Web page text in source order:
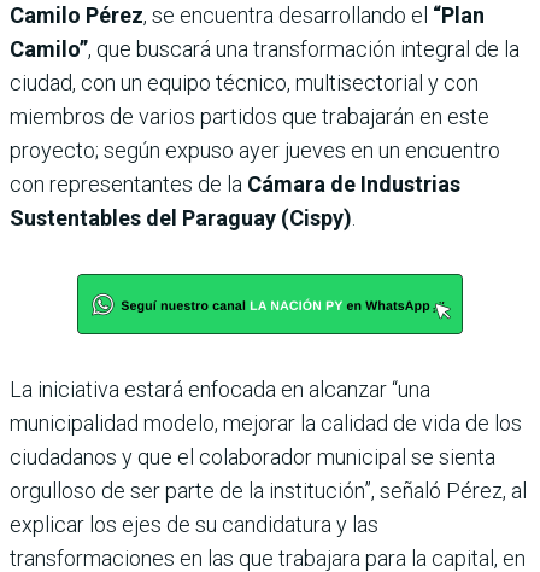
Camilo Pérez, se encuentra desarrollando el “Plan
Camilo”, que buscará una transformación integral de la
ciudad, con un equipo técnico, multisectorial y con
miembros de varios partidos que trabajarán en este
proyecto; según expuso ayer jueves en un encuentro
con representantes de la Cámara de Industrias
Sustentables del Paraguay (Cispy)
La iniciativa estará enfocada en alcanzar “una
municipalidad modelo, mejorar la calidad de vida de los
ciudadanos y que el colaborador municipal se sienta
orgulloso de ser parte de la institución”, señaló Pérez, al
explicar los ejes de su candidatura y las
transformaciones en las que trabajara para la capital, en